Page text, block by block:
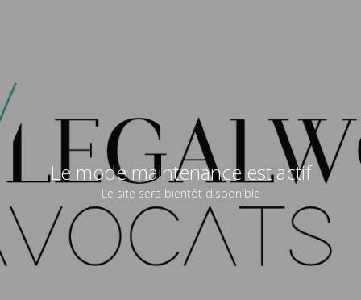
Le mode maintenance est actif
Le site sera bientôt disponible